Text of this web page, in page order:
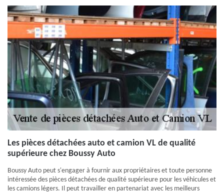
Les pièces détachées auto et camion VL de qualité
supérieure chez Boussy Auto
Boussy Auto peut s'engager à fournir aux propriétaires et toute personne
intéressée des pièces détachées de qualité supérieure pour les véhicules et
les camions légers. Il peut travailler en partenariat avec les meilleurs